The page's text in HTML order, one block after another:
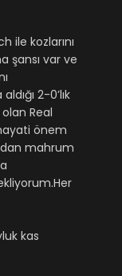
kozlarını
şansı var ve
2-0’lık
Real
önem
mahrum
kas